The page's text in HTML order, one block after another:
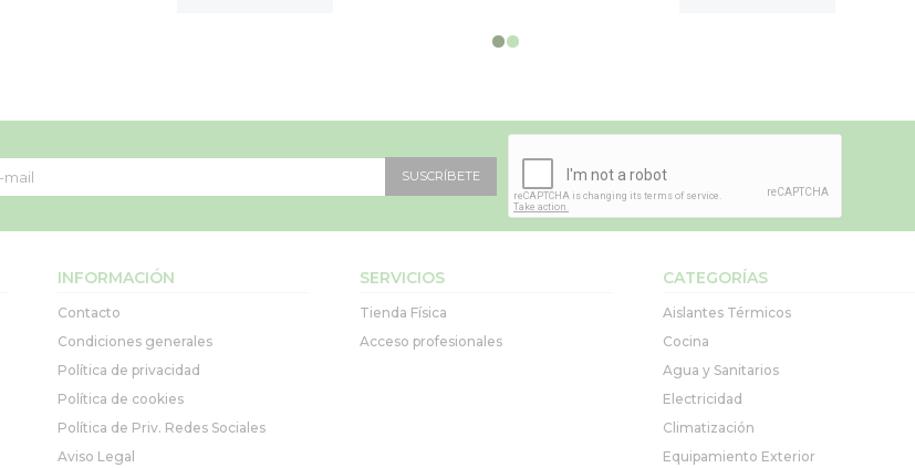
SUSCRÍBETE
INFORMACIÓN
Contacto
Condiciones generales
Política de privacidad
Política de cookies
Política de Priv. Redes Sociales
Aviso Legal
SERVICIOS
Tienda Física
Acceso profesionales
CATEGORÍAS
Aislantes Térmicos
Cocina
Agua y Sanitarios
Electricidad
Climatización
Equipamiento Exterior